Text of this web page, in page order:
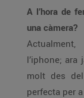
A l’hora de
una càmera?
l’iphone;
molt des
perfecta per